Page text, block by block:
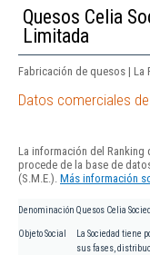
Quesos Celia
Limitada
Fabricación de quesos | La
Datos comerciales
La información del
procede de la base de
(S.M.E.). Más información
Denominación Quesos Celia
Objeto Social
La Sociedad tiene
sus fases,